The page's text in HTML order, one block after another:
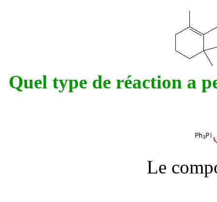
Quel type de réaction a
Le